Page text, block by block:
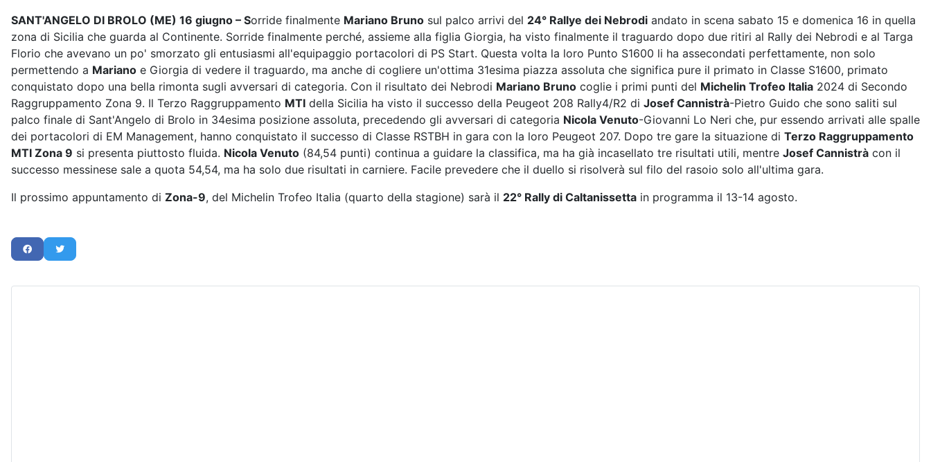
SANT'ANGELO DI BROLO (ME) 16 giugno – Sorride finalmente Mariano Bruno sul palco arrivi del 24° Rallye dei Nebrodi andato in scena sabato 15 e domenica 16 in quella
zona di Sicilia che guarda al Continente. Sorride finalmente perché, assieme alla figlia Giorgia, ha visto finalmente il traguardo dopo due ritiri al Rally dei Nebrodi e al Targa
Florio che avevano un po' smorzato gli entusiasmi all'equipaggio portacolori di PS Start. Questa volta la loro Punto S1600 li ha assecondati perfettamente, non solo
permettendo a Mariano e Giorgia di vedere il traguardo, ma anche di cogliere un'ottima 31esima piazza assoluta che significa pure il primato in Classe S1600, primato
conquistato dopo una bella rimonta sugli avversari di categoria. Con il risultato dei Nebrodi Mariano Bruno coglie i primi punti del Michelin Trofeo Italia 2024 di Secondo
Raggruppamento Zona 9. Il Terzo Raggruppamento MTI della Sicilia ha visto il successo della Peugeot 208 Rally4/R2 di Josef Cannistrà-Pietro Guido che sono saliti sul
palco finale di Sant'Angelo di Brolo in 34esima posizione assoluta, precedendo gli avversari di categoria Nicola Venuto-Giovanni Lo Neri che, pur essendo arrivati alle spalle
dei portacolori di EM Management, hanno conquistato il successo di Classe RSTBH in gara con la loro Peugeot 207. Dopo tre gare la situazione di Terzo Raggruppamento
MTI Zona 9 si presenta piuttosto fluida. Nicola Venuto (84,54 punti) continua a guidare la classifica, ma ha già incasellato tre risultati utili, mentre Josef Cannistrà con il
successo messinese sale a quota 54,54, ma ha solo due risultati in carniere. Facile prevedere che il duello si risolverà sul filo del rasoio solo all'ultima gara.
Il prossimo appuntamento di Zona-9, del Michelin Trofeo Italia (quarto della stagione) sarà il 22° Rally di Caltanissetta in programma il 13-14 agosto.